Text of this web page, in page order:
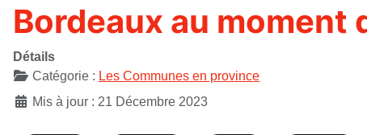
Bordeaux au moment
Détails
Catégorie : Les Communes en province
Mis à jour : 21 Décembre 2023